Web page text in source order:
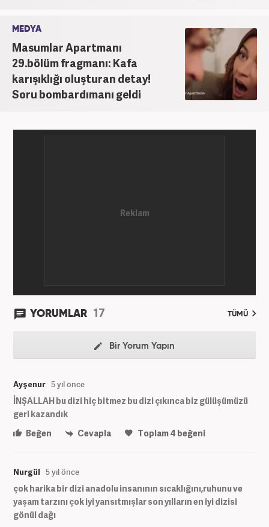
MEDYA
Masumlar Apartmanı
29.bölüm fragmanı: Kafa
karışıklığı oluşturan detay!
Soru bombardımanı geldi
YORUMLAR 17 TÜMÜ
Bir Yorum Yapın
Ayşenur 5 yıl önce
İNŞALLAH bu dizi hiç bitmez bu dizi çıkınca biz gülüşümüzü
geri kazandık
Beğen
Cevapla Toplam4 beğeni
Nurgül 5 yıl önce
çok harika bir dizi anadolu insanının sıcaklığını,ruhunu ve
yaşam tarzını çok iyi yansıtmışlar son yılların en iyi dizisi
gönül dağı